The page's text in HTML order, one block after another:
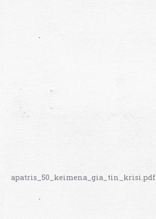
apatris_50_keimena_gia_tin_krisi.pdf